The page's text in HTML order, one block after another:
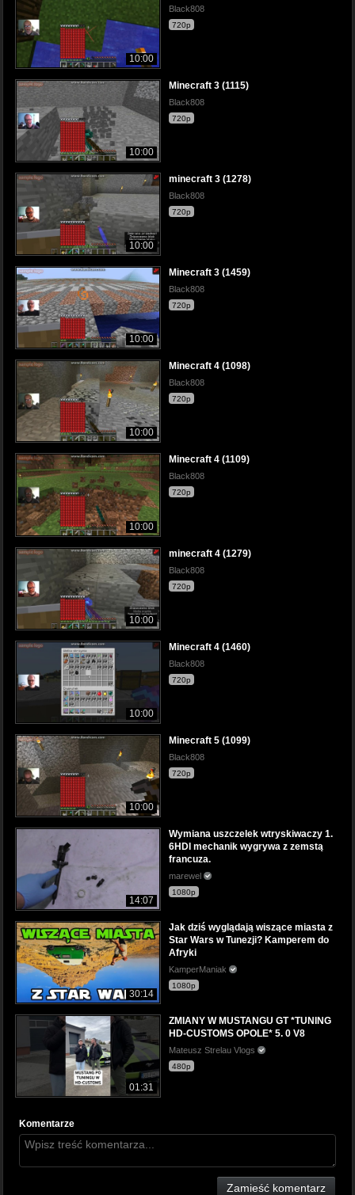
10:00
Black808
720p
10:00
Minecraft 3 (1115)
Black808
720p
10:00
minecraft 3 (1278)
Black808
720p
10:00
Minecraft 3 (1459)
Black808
720p
10:00
Minecraft 4 (1098)
Black808
720p
10:00
Minecraft 4 (1109)
Black808
720p
10:00
minecraft 4 (1279)
Black808
720p
10:00
Minecraft 4 (1460)
Black808
720p
10:00
Minecraft 5 (1099)
Black808
720p
14:07
Wymiana uszczelek wtryskiwaczy 1.
6HDI mechanik wygrywa z zemstą
francuza.
marewel
1080p
30:14
Jak dziś wyglądają wiszące miasta z
Star Wars w Tunezji? Kamperem do
Afryki
KamperManiak
1080p
01:31
ZMIANY W MUSTANGU GT *TUNING
HD-CUSTOMS OPOLE* 5. 0 V8
Mateusz Strelau Vlogs
480p
Komentarze
Zamieść komentarz